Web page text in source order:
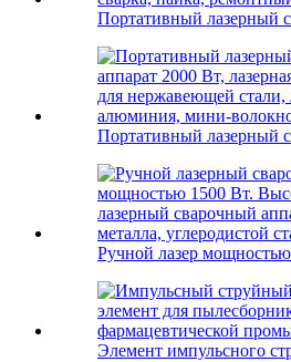
Портативный лазерный
Портативный лазерный
Ручной лазер
Элемент импульсного